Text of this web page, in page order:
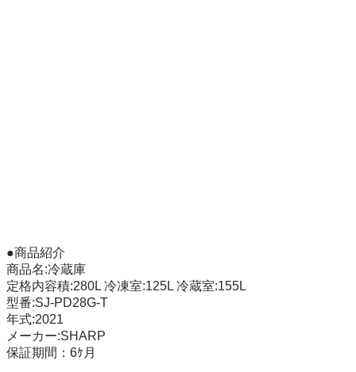
●商品紹介
商品名:冷蔵庫
定格内容積:280L 冷凍室:125L 冷蔵室:155L
型番:SJ-PD28G-T
年式:2021
メーカー:SHARP
保証期間：6ｹ月